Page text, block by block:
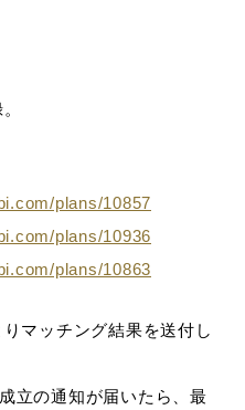
plans/10857
plans/10936
plans/10863
マッチング結果を送付し
立の通知が届いたら、最